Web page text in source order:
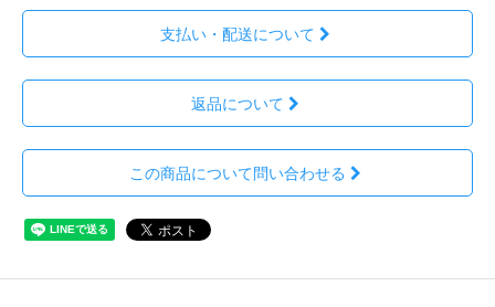
支払い・配送について
返品について
この商品について問い合わせる